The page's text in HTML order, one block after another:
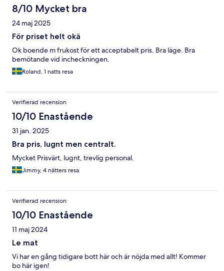
8/10 Mycket bra
24 maj 2025
För priset helt okä
Ok boende m frukost för ett acceptabelt pris. Bra läge. Bra
bemötande vid incheckningen.
Roland, 1 natts resa
Verifierad recension
10/10 Enastående
31 jan. 2025
Bra pris, lugnt men centralt.
Mycket Prisvärt, lugnt, trevlig personal.
Jimmy, 4 nätters resa
Verifierad recension
10/10 Enastående
11 maj 2024
Le mat
Vi har en gång tidigare bott här och är nöjda med allt! Kommer
bo här igen!